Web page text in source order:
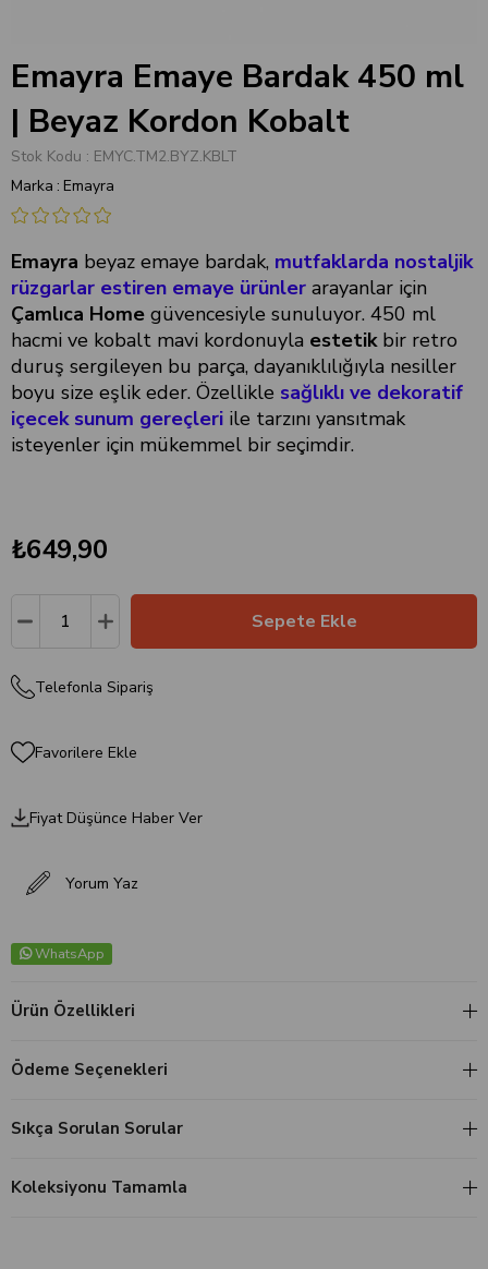
Emayra Emaye Bardak 450 ml
| Beyaz Kordon Kobalt
Stok Kodu
EMYC.TM2.BYZ.KBLT
Marka : Emayra
Emayra beyaz emaye bardak, mutfaklarda nostaljik
rüzgarlar estiren emaye ürünler arayanlar için
Çamlıca Home güvencesiyle sunuluyor. 450 ml
hacmi ve kobalt mavi kordonuyla estetikbir retro
duruş sergileyen bu parça, dayanıklılığıyla nesiller
boyu size eşlik eder. Özellikle sağlıklı ve dekoratif
içecek sunum gereçleri ile tarzını yansıtmak
isteyenler için mükemmel bir seçimdir.
₺649,90
Telefonla Sipariş
Favorilere Ekle
Fiyat Düşünce Haber Ver
Yorum Yaz
WhatsApp
Ürün Özellikleri
Ödeme Seçenekleri
Sıkça Sorulan Sorular
Koleksiyonu Tamamla